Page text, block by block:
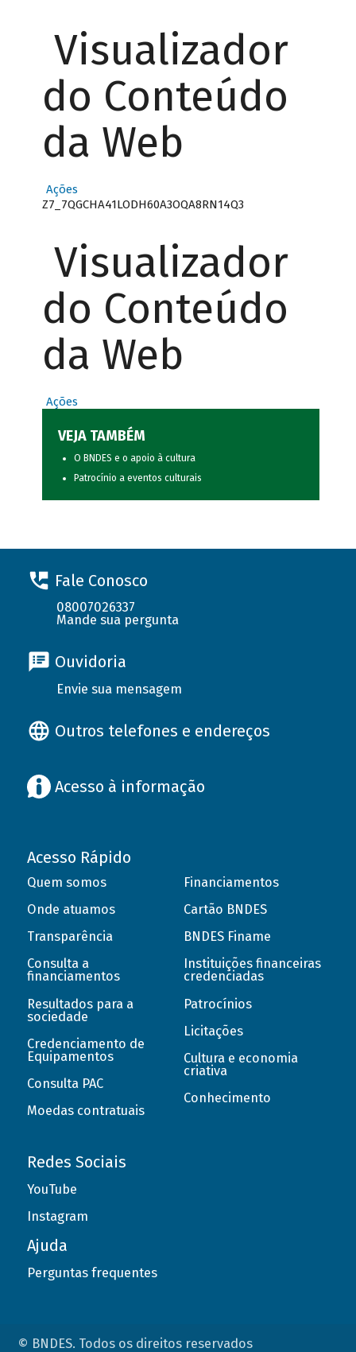
Visualizador
do Conteúdo
da Web
Ações
Z7_7QGCHA41LODH60A3OQA8RN14Q3
Visualizador
do Conteúdo
da Web
Ações
VEJA TAMBÉM
O BNDES e o apoio à cultura
Patrocínio a eventos culturais
Fale Conosco
08007026337
Mande sua pergunta
Ouvidoria
Envie sua mensagem
Outros telefones e endereços
Acesso à informação
Acesso Rápido
Quem somos
Onde atuamos
Transparência
Consulta a
financiamentos
Resultados para a
sociedade
Credenciamento de
Equipamentos
Consulta PAC
Moedas contratuais
Financiamentos
Cartão BNDES
BNDES Finame
Instituições financeiras
credenciadas
Patrocínios
Licitações
Cultura e economia
criativa
Conhecimento
Redes Sociais
YouTube
Instagram
Ajuda
Perguntas frequentes
© BNDES. Todos os direitos reservados